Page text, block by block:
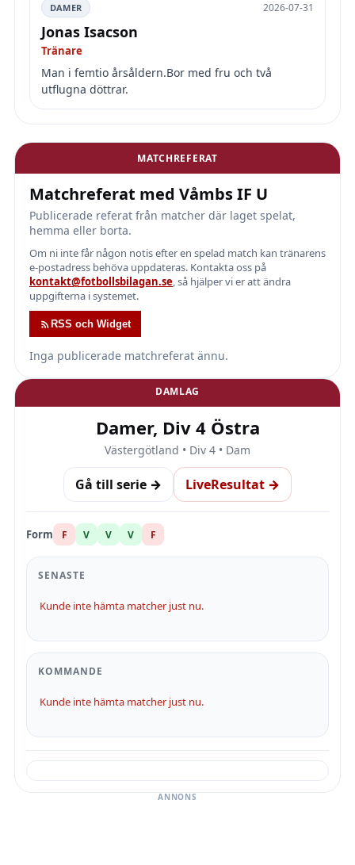
DAMER 2026-07-31
Jonas Isacson
Tränare
Man i femtio årsåldern.Bor med fru och två
utflugna döttrar.
MATCHREFERAT
Matchreferat med Våmbs IF U
Publicerade referat från matcher där laget spelat,
hemma eller borta.
Om ni inte får någon notis efter en spelad match kan tränarens
e-postadress behöva uppdateras. Kontakta oss på
kontakt@fotbollsbilagan.se, så hjälper vi er att ändra
uppgifterna i systemet.
RSS och Widget
Inga publicerade matchreferat ännu.
DAMLAG
Damer, Div 4 Östra
Västergötland • Div 4 • Dam
Gå till serie → LiveResultat →
Form F V V V F
SENASTE
Kunde inte hämta matcher just nu.
KOMMANDE
Kunde inte hämta matcher just nu.
ANNONS